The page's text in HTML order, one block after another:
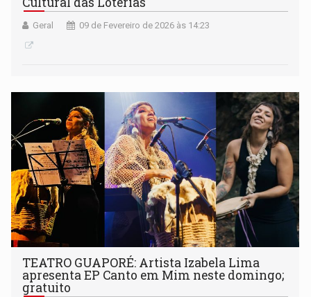
Geral 09 de Fevereiro de 2026 às 14:23
TEATRO GUAPORÉ: Artista Izabela Lima
apresenta EP Canto em Mim neste domingo;
gratuito